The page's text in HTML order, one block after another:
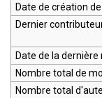
Date de création
Dernier
Date de la
Nombre total de
Nombre total